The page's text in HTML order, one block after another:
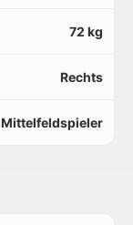
72 kg
Rechts
Mittelfeldspieler